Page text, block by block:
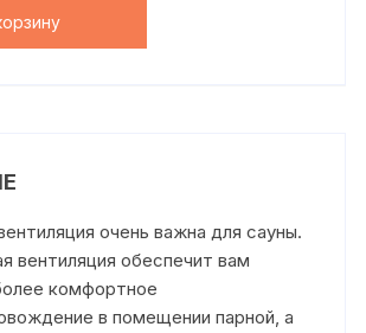
очень важна для сауны.
вентиляция обеспечит вам
комфортное
в помещении парной, а